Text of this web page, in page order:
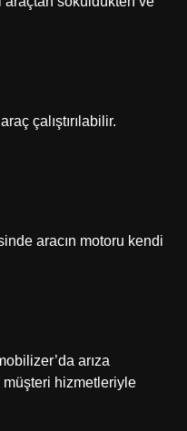
çalıştırılabilir.
aracın motoru kendi
arıza
müşteri hizmetleriyle